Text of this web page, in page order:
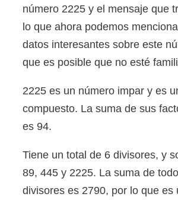
número 2225 y el mensaje que
lo que ahora podemos
datos interesantes sobre este
que es posible que no esté
2225 es un número impar y es
compuesto. La suma de sus
es 94.
Tiene un total de 6 divisores, y
89, 445 y 2225. La suma de
divisores es 2790, por lo que es